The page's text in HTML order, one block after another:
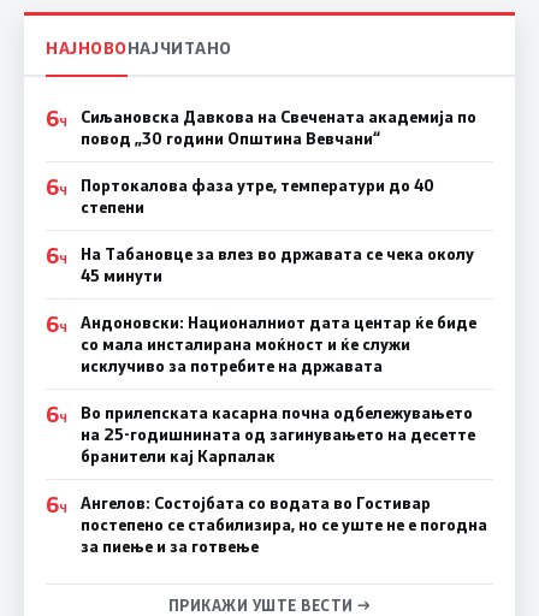
НАЈНОВОНАЈЧИТАНО
6Ч
Сиљановска Давкова на Свечената академија по
повод „30 години Општина Вевчани“
6Ч
Портокалова фаза утре, температури до 40
степени
6Ч
На Табановце за влез во државата се чека околу
45 минути
6Ч
Андоновски: Националниот дата центар ќе биде
со мала инсталирана моќност и ќе служи
исклучиво за потребите на државата
6Ч
Во прилепската касарна почна одбележувањето
на 25-годишнината од загинувањето на десетте
бранители кај Карпалак
6Ч
Ангелов: Состојбата со водата во Гостивар
постепено се стабилизира, но се уште не е погодна
за пиење и за готвење
ПРИКАЖИ УШТЕ ВЕСТИ →